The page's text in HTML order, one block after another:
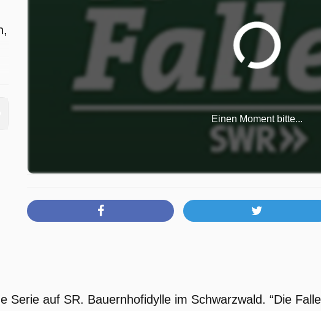
Einen Moment bitte...
Serie auf SR. Bauernhofidylle im Schwarzwald. “Die